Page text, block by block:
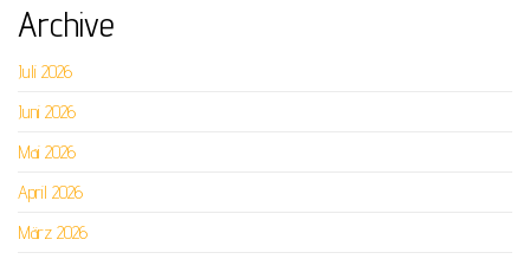
Archive
Juli 2026
Juni 2026
Mai 2026
April 2026
März 2026